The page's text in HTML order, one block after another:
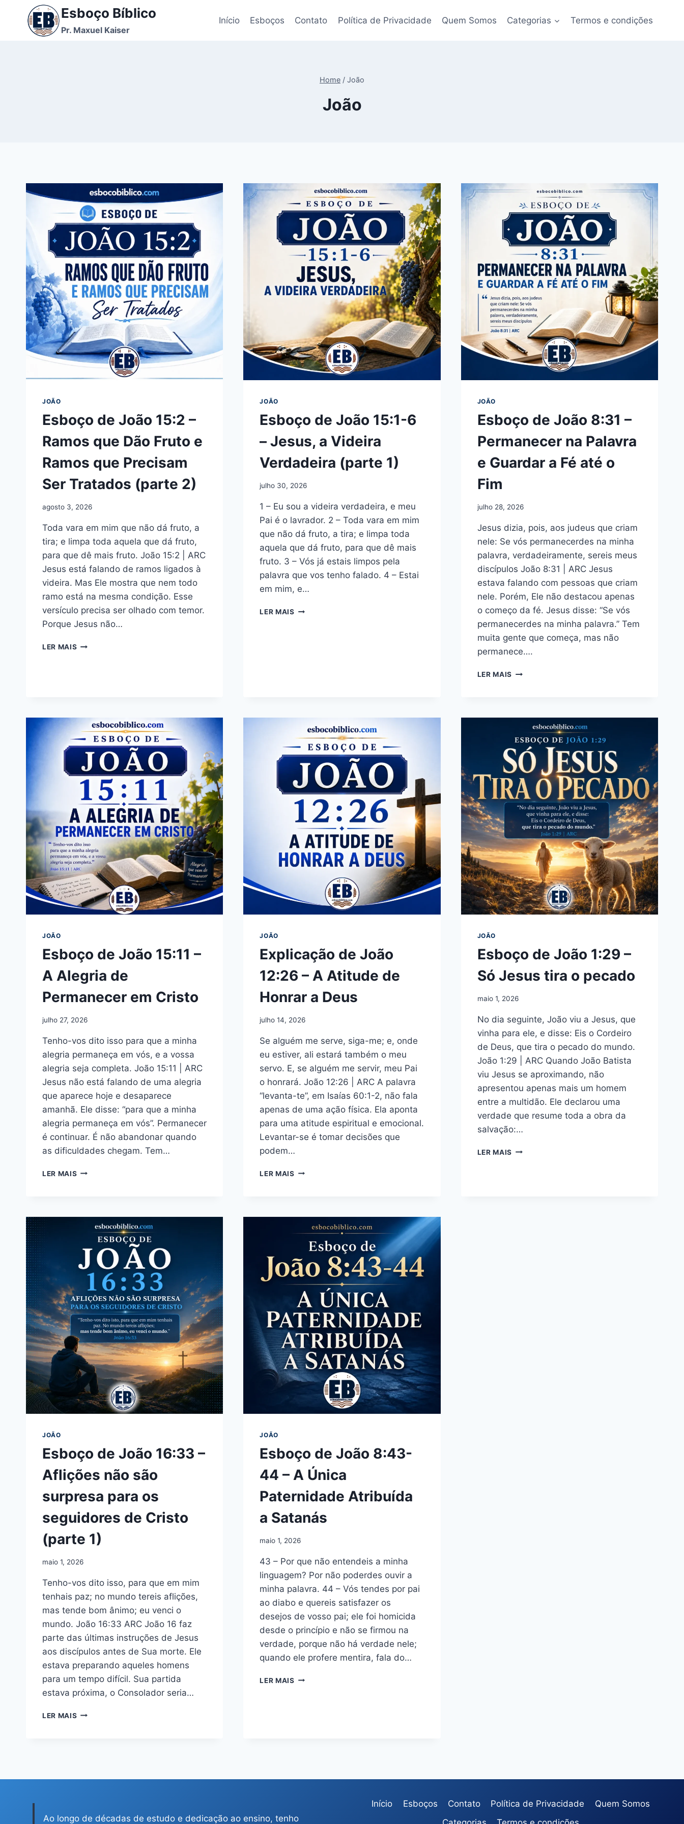
Esboço Bíblico
Pr. Maxuel Kaiser
Início Esboços Contato Política de Privacidade Quem Somos Categorias Termos e condições
Home / João
João
JOÃO
Esboço de João 15:2 –
Ramos que Dão Fruto e
Ramos que Precisam
Ser Tratados (parte 2)
agosto 3, 2026
Toda vara em mim que não dá fruto, a
tira; e limpa toda aquela que dá fruto,
para que dê mais fruto. João 15:2 | ARC
Jesus está falando de ramos ligados à
videira. Mas Ele mostra que nem todo
ramo está na mesma condição. Esse
versículo precisa ser olhado com temor.
Porque Jesus não…
LER MAIS ESBOÇO
DÃO
FRUTO
E
RAMOS
PRECISAM
SER
TRATADOS
(PARTE
2)
JOÃO
Esboço de João 15:1-6
– Jesus, a Videira
Verdadeira (parte 1)
julho 30, 2026
1 – Eu sou a videira verdadeira, e meu
Pai é o lavrador. 2 – Toda vara em mim
que não dá fruto, a tira; e limpa toda
aquela que dá fruto, para que dê mais
fruto. 3 – Vós já estais limpos pela
palavra que vos tenho falado. 4 – Estai
em mim, e…
LER MAIS ESBOÇO
(PARTE
JOÃO
Esboço de João 8:31 –
Permanecer na Palavra
e Guardar a Fé até o
Fim
julho 28, 2026
Jesus dizia, pois, aos judeus que criam
nele: Se vós permanecerdes na minha
palavra, verdadeiramente, sereis meus
discípulos João 8:31 | ARC Jesus
estava falando com pessoas que criam
nele. Porém, Ele não destacou apenas
o começo da fé. Jesus disse: “Se vós
permanecerdes na minha palavra.” Tem
muita gente que começa, mas não
permanece….
LER MAIS ESBOÇO
PERMANECER
NA
PALAVRA
E
GUARDAR
A
FÉ
ATÉ
FIM
JOÃO
Esboço de João 15:11 –
A Alegria de
Permanecer em Cristo
julho 27, 2026
Tenho-vos dito isso para que a minha
alegria permaneça em vós, e a vossa
alegria seja completa. João 15:11 | ARC
Jesus não está falando de uma alegria
que aparece hoje e desaparece
amanhã. Ele disse: “para que a minha
alegria permaneça em vós”. Permanecer
é continuar. É não abandonar quando
as dificuldades chegam. Tem…
LER MAIS ESBOÇO
ALEGRIA
PERMANECER
EM
CRISTO
JOÃO
Explicação de João
12:26 – A Atitude de
Honrar a Deus
julho 14, 2026
Se alguém me serve, siga-me; e, onde
eu estiver, ali estará também o meu
servo. E, se alguém me servir, meu Pai
o honrará. João 12:26 | ARC A palavra
“levanta-te”, em Isaías 60:1-2, não fala
apenas de uma ação física. Ela aponta
para uma atitude espiritual e emocional.
Levantar-se é tomar decisões que
podem…
LER MAIS EXPLICAÇÃO
ATITUDE
HONRAR
A
DEUS
JOÃO
Esboço de João 1:29 –
Só Jesus tira o pecado
maio 1, 2026
No dia seguinte, João viu a Jesus, que
vinha para ele, e disse: Eis o Cordeiro
de Deus, que tira o pecado do mundo.
João 1:29 | ARC Quando João Batista
viu Jesus se aproximando, não
apresentou apenas mais um homem
entre a multidão. Ele declarou uma
verdade que resume toda a obra da
salvação:…
LER MAIS ESBOÇO
JOÃO
Esboço de João 16:33 –
Aflições não são
surpresa para os
seguidores de Cristo
(parte 1)
maio 1, 2026
Tenho-vos dito isso, para que em mim
tenhais paz; no mundo tereis aflições,
mas tende bom ânimo; eu venci o
mundo. João 16:33 ARC João 16 faz
parte das últimas instruções de Jesus
aos discípulos antes de Sua morte. Ele
estava preparando aqueles homens
para um tempo difícil. Sua partida
estava próxima, o Consolador seria…
LER MAIS ESBOÇO
OS
JOÃO
Esboço de João 8:43-
44 – A Única
Paternidade Atribuída
a Satanás
maio 1, 2026
43 – Por que não entendeis a minha
linguagem? Por não poderdes ouvir a
minha palavra. 44 – Vós tendes por pai
ao diabo e quereis satisfazer os
desejos de vosso pai; ele foi homicida
desde o princípio e não se firmou na
verdade, porque não há verdade nele;
quando ele profere mentira, fala do…
LER MAIS ESBOÇO
Ao longo de décadas de estudo e dedicação ao ensino, tenho
Início Esboços Contato Política de Privacidade
Quem Somos